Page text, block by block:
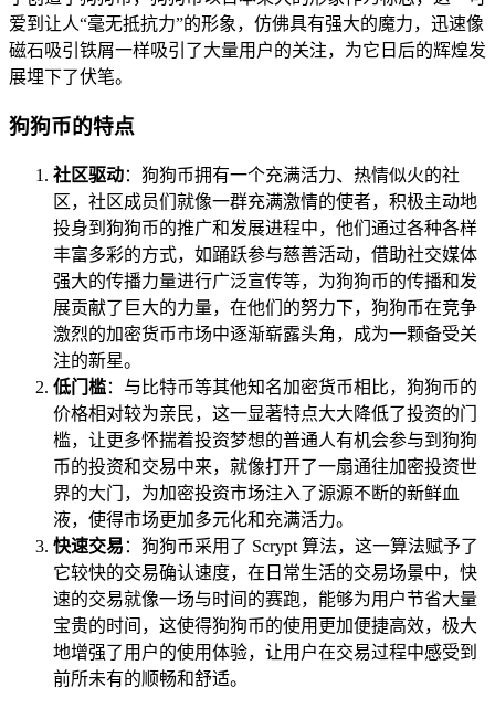
爱到让人“毫无抵抗力”的形象，仿佛具有强大的魔力，迅速像
磁石吸引铁屑一样吸引了大量用户的关注，为它日后的辉煌发
展埋下了伏笔。
狗狗币的特点
社区驱动：狗狗币拥有一个充满活力、热情似火的社
区，社区成员们就像一群充满激情的使者，积极主动地
投身到狗狗币的推广和发展进程中，他们通过各种各样
丰富多彩的方式，如踊跃参与慈善活动，借助社交媒体
强大的传播力量进行广泛宣传等，为狗狗币的传播和发
展贡献了巨大的力量，在他们的努力下，狗狗币在竞争
激烈的加密货币市场中逐渐崭露头角，成为一颗备受关
注的新星。
低门槛：与比特币等其他知名加密货币相比，狗狗币的
价格相对较为亲民，这一显著特点大大降低了投资的门
槛，让更多怀揣着投资梦想的普通人有机会参与到狗狗
币的投资和交易中来，就像打开了一扇通往加密投资世
界的大门，为加密投资市场注入了源源不断的新鲜血
液，使得市场更加多元化和充满活力。
快速交易 ：狗狗币采用了 Scrypt 算法，这一算法赋予了
它较快的交易确认速度，在日常生活的交易场景中，快
速的交易就像一场与时间的赛跑，能够为用户节省大量
宝贵的时间，这使得狗狗币的使用更加便捷高效，极大
地增强了用户的使用体验，让用户在交易过程中感受到
前所未有的顺畅和舒适。